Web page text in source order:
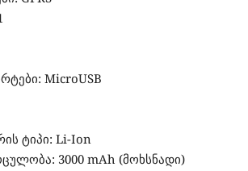
MicroUSB
ტიპი: Li-Ion
3000 mAh (მოხსნადი)